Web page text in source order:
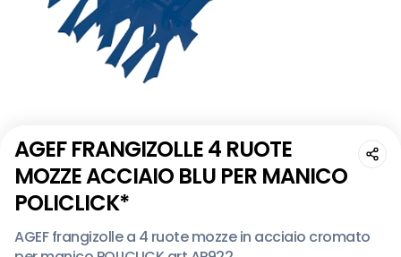
AGEF FRANGIZOLLE 4 RUOTE
MOZZE ACCIAIO BLU PER MANICO
POLICLICK*
AGEF frangizolle a 4 ruote mozze in acciaio cromato